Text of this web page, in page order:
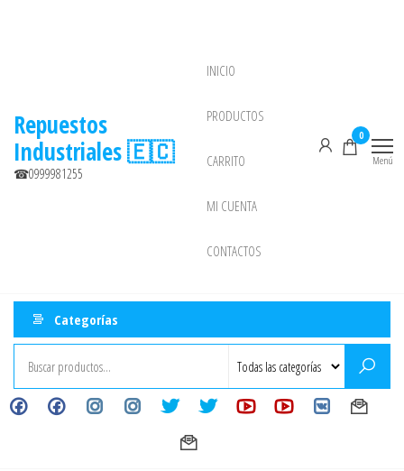
Repuestos
Industriales 🇪🇨
☎0999981255
INICIO
PRODUCTOS
CARRITO
MI CUENTA
CONTACTOS
0
Menú
Categorías